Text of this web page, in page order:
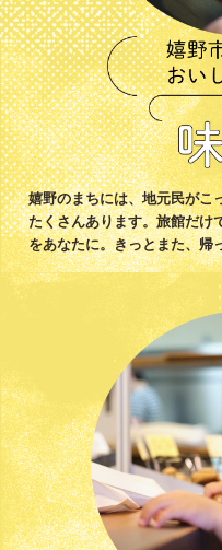
嬉野のまちには、地元民がこ
たくさんあります。旅館だけ
をあなたに。きっとまた、帰